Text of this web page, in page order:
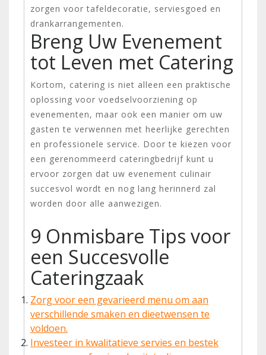
zorgen voor tafeldecoratie, serviesgoed en
drankarrangementen.
Breng Uw Evenement
tot Leven met Catering
Kortom, catering is niet alleen een praktische
oplossing voor voedselvoorziening op
evenementen, maar ook een manier om uw
gasten te verwennen met heerlijke gerechten
en professionele service. Door te kiezen voor
een gerenommeerd cateringbedrijf kunt u
ervoor zorgen dat uw evenement culinair
succesvol wordt en nog lang herinnerd zal
worden door alle aanwezigen.
9 Onmisbare Tips voor
een Succesvolle
Cateringzaak
Zorg voor een gevarieerd menu om aan
verschillende smaken en dieetwensen te
voldoen.
Investeer in kwalitatieve servies en bestek